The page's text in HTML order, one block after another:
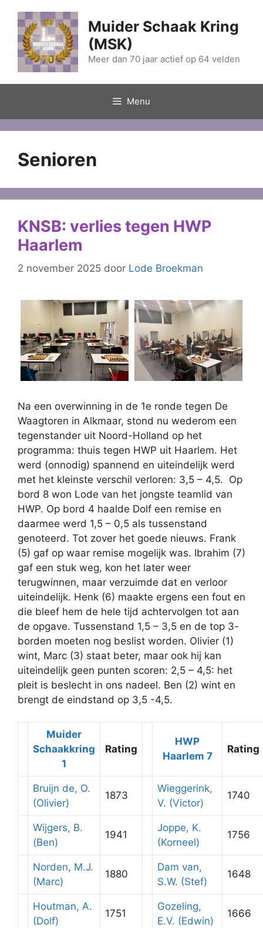
naar
inhoud
Muider Schaak Kring
(MSK)
Meer dan 70 jaar actief op 64 velden
Menu
Senioren
KNSB: verlies tegen HWP
Haarlem
2 november 2025 door Lode Broekman
Na een overwinning in de 1e ronde tegen De
Waagtoren in Alkmaar, stond nu wederom een
tegenstander uit Noord-Holland op het
programma: thuis tegen HWP uit Haarlem. Het
werd (onnodig) spannend en uiteindelijk werd
met het kleinste verschil verloren: 3,5 – 4,5. Op
bord 8 won Lode van het jongste teamlid van
HWP. Op bord 4 haalde Dolf een remise en
daarmee werd 1,5 – 0,5 als tussenstand
genoteerd. Tot zover het goede nieuws. Frank
(5) gaf op waar remise mogelijk was. Ibrahim (7)
gaf een stuk weg, kon het later weer
terugwinnen, maar verzuimde dat en verloor
uiteindelijk. Henk (6) maakte ergens een fout en
die bleef hem de hele tijd achtervolgen tot aan
de opgave. Tussenstand 1,5 – 3,5 en de top 3-
borden moeten nog beslist worden. Olivier (1)
wint, Marc (3) staat beter, maar ook hij kan
uiteindelijk geen punten scoren: 2,5 – 4,5: het
pleit is beslecht in ons nadeel. Ben (2) wint en
brengt de eindstand op 3,5 -4,5.
Muider
Schaakkring
1
Rating
HWP
Haarlem 7
Rating
Bruijn de, O.
(Olivier)
1873
Wieggerink,
V. (Victor)
1740
Wijgers, B.
(Ben)
1941
Joppe, K.
(Korneel)
1756
Norden, M.J.
(Marc)
1880
Dam van,
S.W. (Stef)
1648
Houtman, A.
(Dolf)
1751
Gozeling,
E.V. (Edwin)
1666